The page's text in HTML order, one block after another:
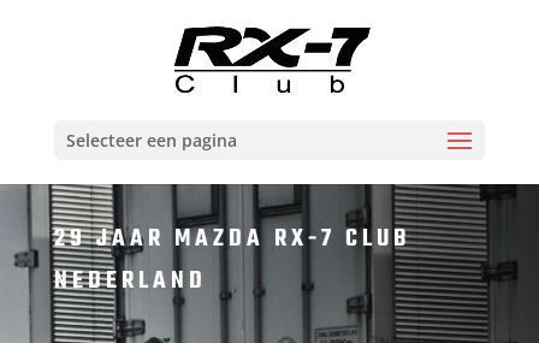
Selecteer een pagina
29 JAAR MAZDA RX-7 CLUB
NEDERLAND